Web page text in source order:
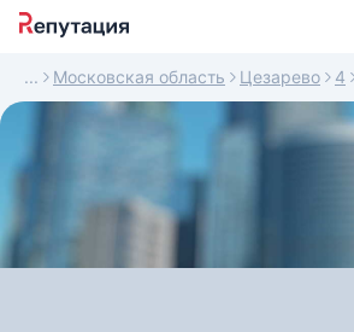
Московская область Цезарево 4